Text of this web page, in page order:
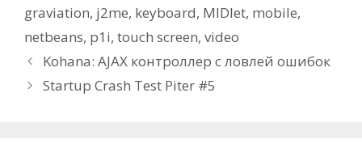
graviation, j2me, keyboard, MIDlet, mobile,
netbeans, p1i, touch screen, video
Post
navigation
Kohana: AJAX контроллер с ловлей ошибок
Startup Crash Test Piter #5